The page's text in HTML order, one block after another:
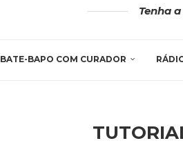
Tenha
BATE-BAPO COM CURADOR